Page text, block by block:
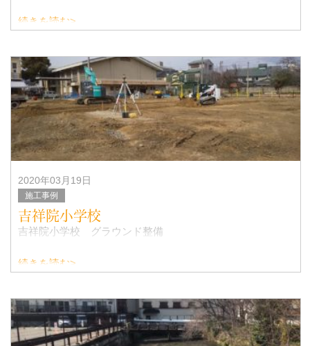
続きを読む>
2020年03月19日
施工事例
吉祥院小学校
吉祥院小学校 グラウンド整備
続きを読む>